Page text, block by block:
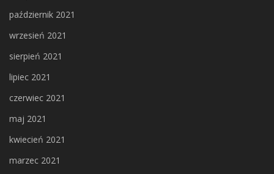
październik 2021
wrzesień 2021
sierpień 2021
lipiec 2021
czerwiec 2021
maj 2021
kwiecień 2021
marzec 2021